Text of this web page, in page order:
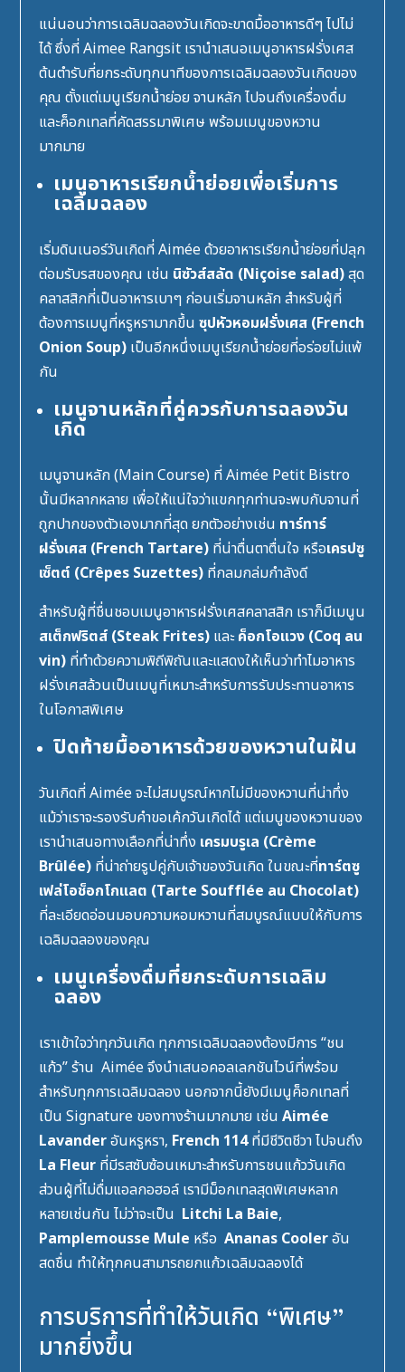
แน่นอนว่าการเฉลิมฉลองวันเกิดจะขาดมื้ออาหารดีๆ ไปไม่
ได้ ซึ่งที่Aimee Rangsit เรานำเสนอเมนูอาหารฝรั่งเศส
ต้นตำรับที่ยกระดับทุกนาทีของการเฉลิมฉลองวันเกิดของ
คุณ ตั้งแต่เมนูเรียกน้ำย่อย จานหลัก ไปจนถึงเครื่องดื่ม
และค็อกเทลที่คัดสรรมาพิเศษ พร้อมเมนูของหวาน
มากมาย
เมนูอาหารเรียกน้ำย่อยเพื่อเริ่มการ
เฉลิมฉลอง
เริ่มดินเนอร์วันเกิดที่ Aimée ด้วยอาหารเรียกน้ำย่อยที่ปลุก
ต่อมรับรสของคุณ เช่น นิซัวส์สลัด (Niçoise salad)สุด
คลาสสิกที่เป็นอาหารเบาๆ ก่อนเริ่มจานหลัก สำหรับผู้ที่
ต้องการเมนูที่หรูหรามากขึ้นซุปหัวหอมฝรั่งเศส (French
Onion Soup) เป็นอีกหนึ่งเมนูเรียกน้ำย่อยที่อร่อยไม่แพ้
กัน
เมนูจานหลักที่คู่ควรกับการฉลองวัน
เกิด
เมนูจานหลัก (Main Course) ที่ Aimée Petit Bistro
นั้นมีหลากหลาย เพื่อให้แน่ใจว่าแขกทุกท่านจะพบกับจานที่
ถูกปากของตัวเองมากที่สุด ยกตัวอย่างเช่น ทาร์ทาร์
ฝรั่งเศส (French Tartare) ที่น่าตื่นตาตื่นใจ หรือเครปซู
เซ็ตต์ (Crêpes Suzettes) ที่กลมกล่มกำลังดี
สำหรับผู้ที่ชื่นชอบเมนูอาหารฝรั่งเศสคลาสสิก เราก็มีเมนูน
สเต็กฟริตส์ (Steak Frites) และค็อกโอแวง (Coq au
vin) ที่ทำด้วยความพิถีพิถันและแสดงให้เห็นว่าทำไมอาหาร
ฝรั่งเศสล้วนเป็นเมนูที่เหมาะสำหรับการรับประทานอาหาร
ในโอกาสพิเศษ
ปิดท้ายมื้ออาหารด้วยของหวานในฝัน
วันเกิดที่ Aimée จะไม่สมบูรณ์หากไม่มีของหวานที่น่าทึ่ง
แม้ว่าเราจะรองรับคำขอเค้กวันเกิดได้ แต่เมนูของหวานของ
เรานำเสนอทางเลือกที่น่าทึ่ง เครมบรูเล (Crème
Brûlée) ที่น่าถ่ายรูปคู่กับเจ้าของวันเกิด ในขณะที่ทาร์ตซู
เฟล่โอช็อกโกแลต (Tarte Soufflée au Chocolat)
ที่ละเอียดอ่อนมอบความหอมหวานที่สมบูรณ์แบบให้กับการ
เฉลิมฉลองของคุณ
เมนูเครื่องดื่มที่ยกระดับการเฉลิม
ฉลอง
เราเข้าใจว่าทุกวันเกิด ทุกการเฉลิมฉลองต้องมีการ “ชน
แก้ว” ร้าน Aimée จึงนำเสนอคอลเลกชันไวน์ที่พร้อม
สำหรับทุกการเฉลิมฉลอง นอกจากนี้ยังมีเมนูค็อกเทลที่
เป็น Signature ของทางร้านมากมาย เช่นAimée
Lavanderอันหรูหรา, French 114ที่มีชีวิตชีวา ไปจนถึง
La Fleur ที่มีรสซับซ้อนเหมาะสำหรับการชนแก้ววันเกิด
ส่วนผู้ที่ไม่ดื่มแอลกอฮอล์ เรามีม็อกเทลสุดพิเศษหลาก
หลายเช่นกัน ไม่ว่าจะเป็น Litchi La Baie,
Pamplemousse Mule หรือ Ananas Coolerอัน
สดชื่น ทำให้ทุกคนสามารถยกแก้วเฉลิมฉลองได้
การบริการที่ทำให้วันเกิด “พิเศษ”
มากยิ่งขึ้น